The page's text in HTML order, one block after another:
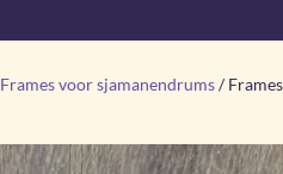
Frames voor sjamanendrums/